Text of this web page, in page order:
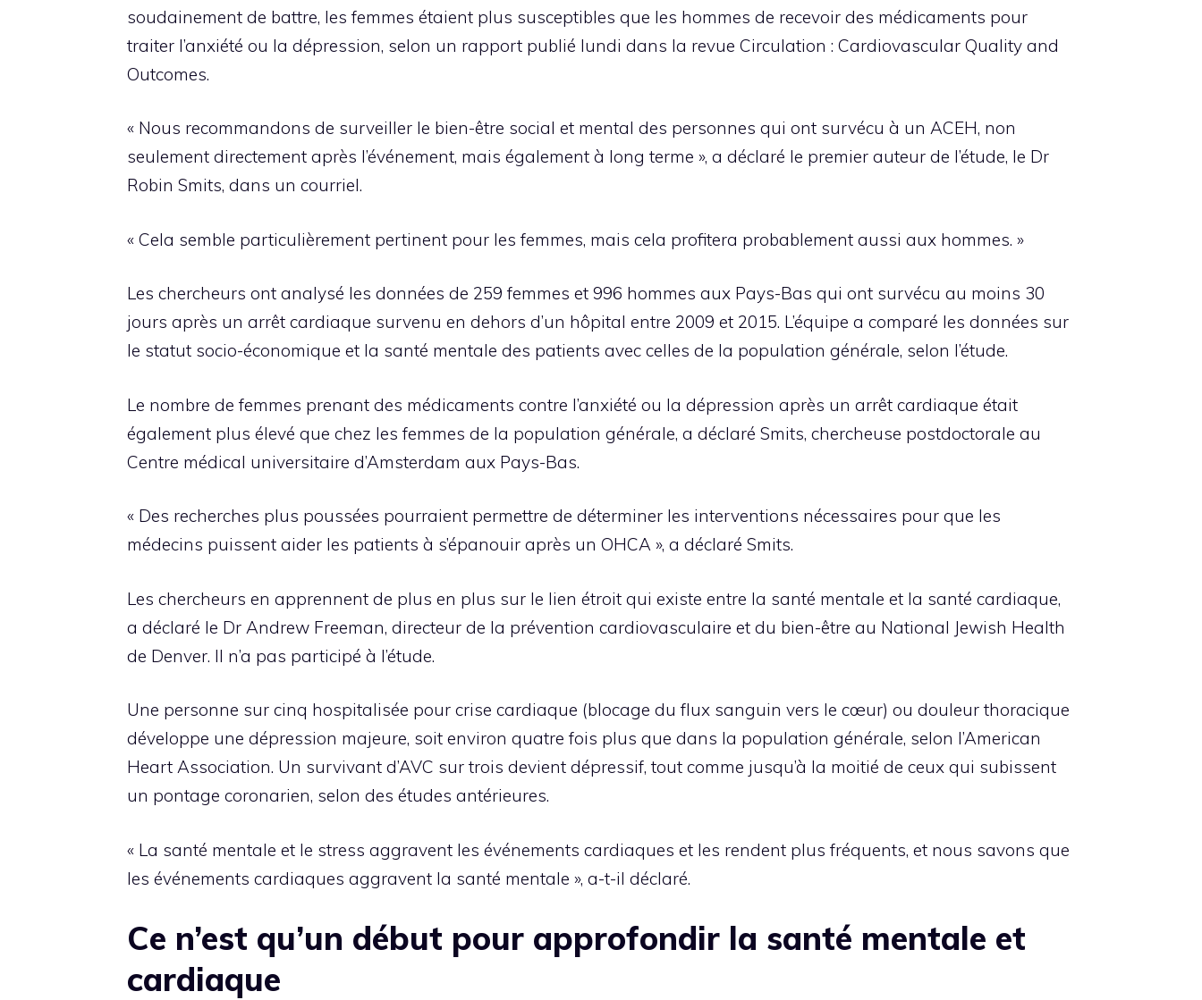
soudainement de battre, les femmes étaient plus susceptibles que les hommes de recevoir des médicaments pour
traiter l’anxiété ou la dépression, selon un rapport publié lundi dans la revue Circulation : Cardiovascular Quality and
Outcomes.
« Nous recommandons de surveiller le bien-être social et mental des personnes qui ont survécu à un ACEH, non
seulement directement après l’événement, mais également à long terme », a déclaré le premier auteur de l’étude, le Dr
Robin Smits, dans un courriel.
« Cela semble particulièrement pertinent pour les femmes, mais cela profitera probablement aussi aux hommes. »
Les chercheurs ont analysé les données de 259 femmes et 996 hommes aux Pays-Bas qui ont survécu au moins 30
jours après un arrêt cardiaque survenu en dehors d’un hôpital entre 2009 et 2015. L’équipe a comparé les données sur
le statut socio-économique et la santé mentale des patients avec celles de la population générale, selon l’étude.
Le nombre de femmes prenant des médicaments contre l’anxiété ou la dépression après un arrêt cardiaque était
également plus élevé que chez les femmes de la population générale, a déclaré Smits, chercheuse postdoctorale au
Centre médical universitaire d’Amsterdam aux Pays-Bas.
« Des recherches plus poussées pourraient permettre de déterminer les interventions nécessaires pour que les
médecins puissent aider les patients à s’épanouir après un OHCA », a déclaré Smits.
Les chercheurs en apprennent de plus en plus sur le lien étroit qui existe entre la santé mentale et la santé cardiaque,
a déclaré le Dr Andrew Freeman, directeur de la prévention cardiovasculaire et du bien-être au National Jewish Health
de Denver. Il n’a pas participé à l’étude.
Une personne sur cinq hospitalisée pour crise cardiaque (blocage du flux sanguin vers le cœur) ou douleur thoracique
développe une dépression majeure, soit environ quatre fois plus que dans la population générale, selon l’American
Heart Association. Un survivant d’AVC sur trois devient dépressif, tout comme jusqu’à la moitié de ceux qui subissent
un pontage coronarien, selon des études antérieures.
« La santé mentale et le stress aggravent les événements cardiaques et les rendent plus fréquents, et nous savons que
les événements cardiaques aggravent la santé mentale », a-t-il déclaré.
Ce n’est qu’un début pour approfondir la santé mentale et
cardiaque